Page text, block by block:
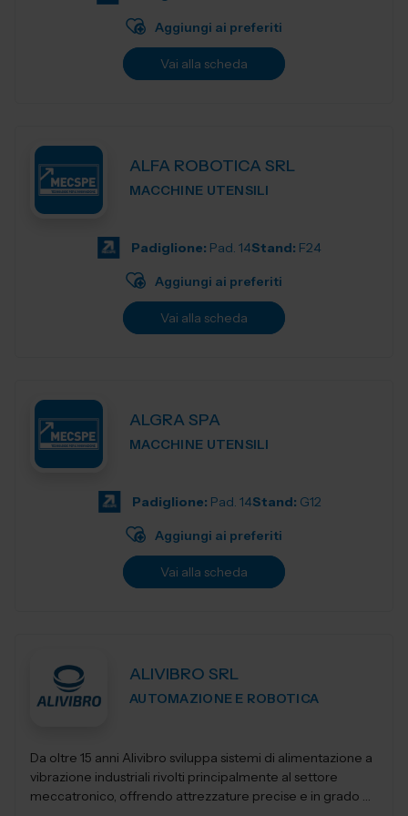
Aggiungi ai preferiti
Vai alla scheda
ALFA ROBOTICA SRL
MACCHINE UTENSILI
Padiglione: Pad. 14Stand: F24
Aggiungi ai preferiti
Vai alla scheda
ALGRA SPA
MACCHINE UTENSILI
Padiglione: Pad. 14Stand: G12
Aggiungi ai preferiti
Vai alla scheda
ALIVIBRO SRL
AUTOMAZIONE E ROBOTICA
Da oltre 15 anni Alivibro sviluppa sistemi di alimentazione a
vibrazione industriali rivolti principalmente al settore
meccatronico, offrendo attrezzature precise e in grado di